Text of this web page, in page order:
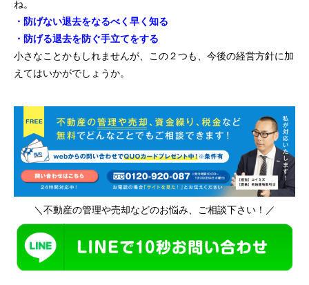
ね。
・防げない退去をなるべく早く知る
・防げる退去を防ぐ手立てをする
小さなことかもしれませんが、この２つも、今後の経営方針に加
えてはいかがでしょうか。
＼不動産の管理や売却などのお悩み、ご相談下さい！／